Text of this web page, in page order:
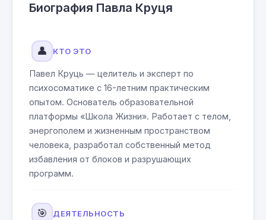
Биография Павла Круця
👤 КТО ЭТО
Павел Круць — целитель и эксперт по
психосоматике с 16-летним практическим
опытом. Основатель образовательной
платформы «Школа Жизни». Работает с телом,
энергополем и жизненным пространством
человека, разработал собственный метод
избавления от блоков и разрушающих
программ.
🎯 ДЕЯТЕЛЬНОСТЬ